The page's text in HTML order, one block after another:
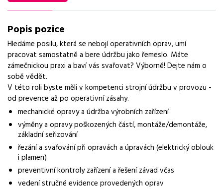
Nabídka práce v Ústí nad Labem na pozici mechanika údržby,
opravy strojů.
Základní informace
Pozice
Mechanik údržby
Normalizovaná profese
mechanik
Obor / skupina
výroba
Lokalita nabídky
Ústí nad Labem
Popis pozice
Hledáme posilu, která se nebojí operativních oprav, umí
pracovat samostatně a bere údržbu jako řemeslo. Máte
zámečnickou praxi a baví vás svařovat? Výborně! Dejte nám o
sobě vědět.
V této roli byste měli v kompetenci strojní údržbu v provozu -
od prevence až po operativní zásahy.
mechanické opravy a údržba výrobních zařízení
výměny a opravy poškozených částí, montáže/demontáže,
základní seřizování
řezání a svařování při opravách a úpravách (elektrický oblouk
i plamen)
preventivní kontroly zařízení a řešení závad včas
vedení stručné evidence provedených oprav